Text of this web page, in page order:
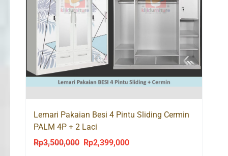
Lemari Pakaian Besi 4 Pintu Sliding Cermin
PALM 4P + 2 Laci
Rp3,500,000
Original
Rp2,399,000Current